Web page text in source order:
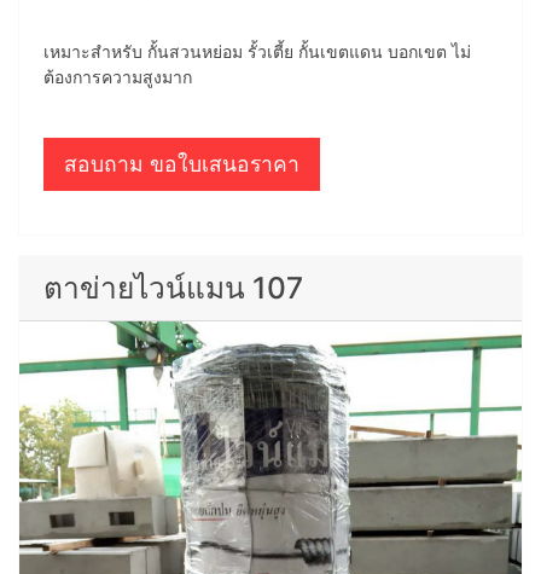
เหมาะสำหรับ กั้นสวนหย่อม รั้วเตี้ย กั้นเขตแดน บอกเขต ไม่
ต้องการความสูงมาก
สอบถาม ขอใบเสนอราคา
ตาข่ายไวน์แมน 107